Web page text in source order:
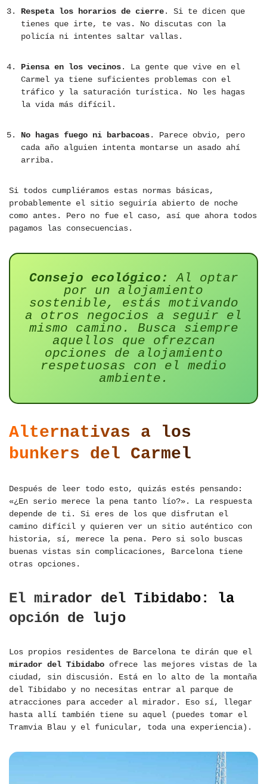
Respeta los horarios de cierre. Si te dicen que
tienes que irte, te vas. No discutas con la
policía ni intentes saltar vallas.
Piensa en los vecinos. La gente que vive en el
Carmel ya tiene suficientes problemas con el
tráfico y la saturación turística. No les hagas
la vida más difícil.
No hagas fuego ni barbacoas. Parece obvio, pero
cada año alguien intenta montarse un asado ahí
arriba.
Si todos cumpliéramos estas normas básicas,
probablemente el sitio seguiría abierto de noche
como antes. Pero no fue el caso, así que ahora todos
pagamos las consecuencias.
Consejo ecológico:
Al optar
por un alojamiento
sostenible, estás motivando
a otros negocios a seguir el
mismo camino. Busca siempre
aquellos que ofrezcan
opciones de alojamiento
respetuosas con el medio
ambiente.
Alternativas a los
bunkers del Carmel
Después de leer todo esto, quizás estés pensando:
«¿En serio merece la pena tanto lío?». La respuesta
depende de ti. Si eres de los que disfrutan el
camino difícil y quieren ver un sitio auténtico con
historia, sí, merece la pena. Pero si solo buscas
buenas vistas sin complicaciones, Barcelona tiene
otras opciones.
El mirador del Tibidabo: la
opción de lujo
Los propios residentes de Barcelona te dirán que el
mirador del Tibidabo ofrece las mejores vistas de la
ciudad, sin discusión. Está en lo alto de la montaña
del Tibidabo y no necesitas entrar al parque de
atracciones para acceder al mirador. Eso sí, llegar
hasta allí también tiene su aquel (puedes tomar el
Tramvia Blau y el funicular, toda una experiencia).